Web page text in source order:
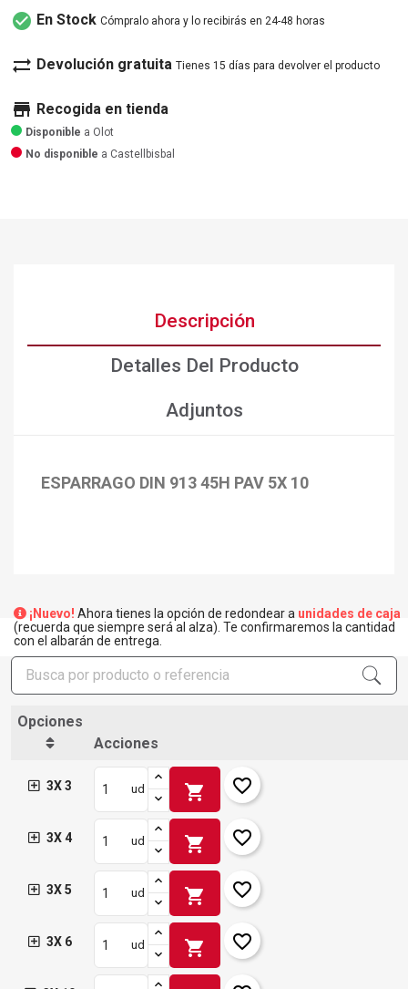
check_circle En Stock Cómpralo ahora y lo recibirás en 24-48 horas
sync_alt Devolución gratuita Tienes 15 días para devolver el producto
store Recogida en tienda
Disponible a Olot
No disponible a Castellbisbal
Descripción
Detalles Del Producto
Adjuntos
ESPARRAGO DIN 913 45H PAV 5X 10
¡Nuevo! Ahora tienes la opción de redondear a unidades de caja
(recuerda que siempre será al alza). Te confirmaremos la cantidad
con el albarán de entrega.
Opciones
Acciones
3X 3 ud shopping_cart favorite_border
3X 4 ud shopping_cart favorite_border
3X 5 ud shopping_cart favorite_border
3X 6 ud shopping_cart favorite_border